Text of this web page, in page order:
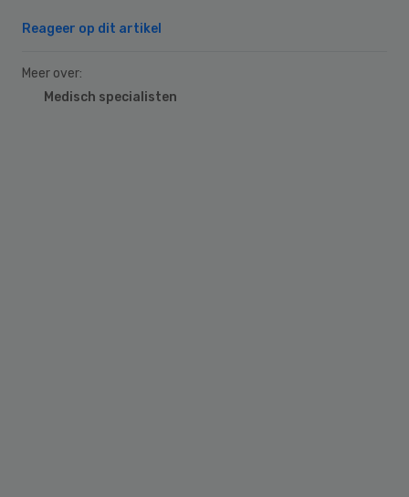
Reageer op dit artikel
Meer over:
Medisch specialisten